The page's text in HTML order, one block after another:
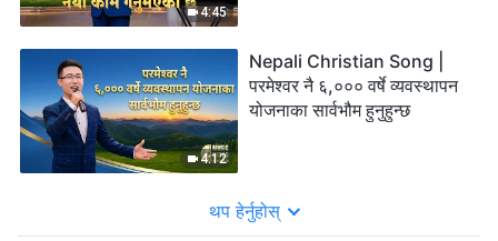
4:45
4:12
Nepali Christian Song |
परमेश्‍वर नै ६,००० वर्षे व्यवस्थापन
योजनाका सार्वभौम हुनुहुन्छ
थप हेर्नुहोस्